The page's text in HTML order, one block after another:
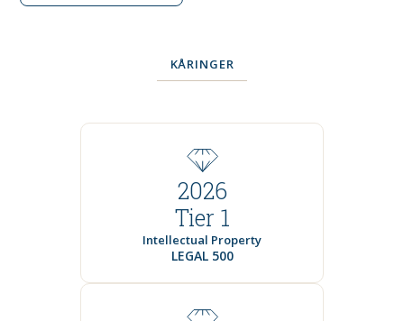
KÅRINGER
2026
Tier 1
Intellectual Property
LEGAL 500